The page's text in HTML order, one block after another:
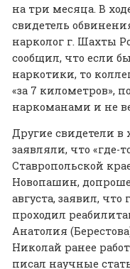
на три месяца. В
свидетель
нарколог г. Шахты
сообщил, что если
наркотики, то
«за 7 километров»,
наркоманами и не
Другие свидетели в
заявляли, что «где-
Ставропольской
Новопашин,
августа, заявил,
проходил
Анатолия
Николай ранее
писал научные